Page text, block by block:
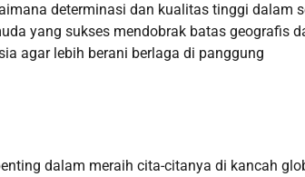
determinasi dan kualitas tinggi dalam
yang sukses mendobrak batas geografis
agar lebih berani berlaga di panggung
dalam meraih cita-citanya di kancah